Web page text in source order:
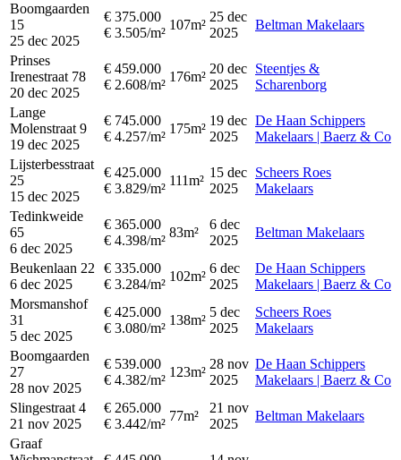
Boomgaarden
15
25 dec 2025
€ 375.000
€ 3.505/m²
107m²
25 dec
2025
Beltman Makelaars
Prinses
Irenestraat 78
20 dec 2025
€ 459.000
€ 2.608/m²
176m²
20 dec
2025
Steentjes &
Scharenborg
Lange
Molenstraat 9
19 dec 2025
€ 745.000
€ 4.257/m²
175m²
19 dec
2025
De Haan Schippers
Makelaars | Baerz & Co
Lijsterbesstraat
25
15 dec 2025
€ 425.000
€ 3.829/m²
111m²
15 dec
2025
Scheers Roes
Makelaars
Tedinkweide
65
6 dec 2025
€ 365.000
€ 4.398/m²
83m²
6 dec
2025
Beltman Makelaars
Beukenlaan 22
6 dec 2025
€ 335.000
€ 3.284/m²
102m²
6 dec
2025
De Haan Schippers
Makelaars | Baerz & Co
Morsmanshof
31
5 dec 2025
€ 425.000
€ 3.080/m²
138m²
5 dec
2025
Scheers Roes
Makelaars
Boomgaarden
27
28 nov 2025
€ 539.000
€ 4.382/m²
123m²
28 nov
2025
De Haan Schippers
Makelaars | Baerz & Co
Slingestraat 4
21 nov 2025
€ 265.000
€ 3.442/m²
77m²
21 nov
2025
Beltman Makelaars
Graaf